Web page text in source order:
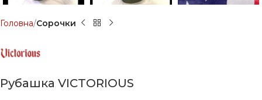
Головна Сорочки
Рубашка VICTORIOUS